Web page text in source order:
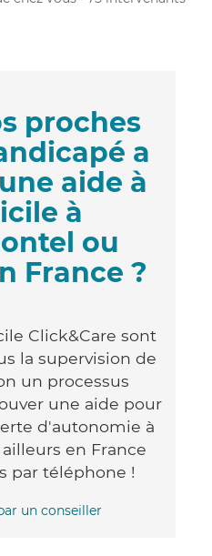
proches
a
aide à
à
ou
France ?
Click&Care sont
la supervision de
un processus
une aide pour
d'autonomie à
en France
par téléphone !
un conseiller